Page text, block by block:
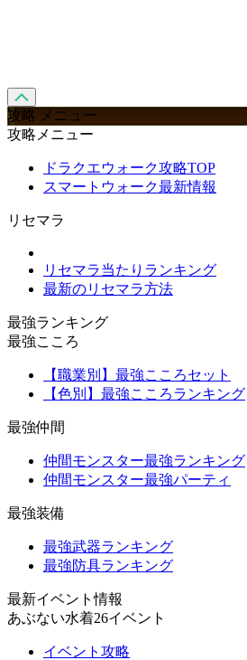
攻略 メニュー
攻略メニュー
ドラクエウォーク攻略TOP
スマートウォーク最新情報
リセマラ
リセマラ当たりランキング
最新のリセマラ方法
最強ランキング
最強こころ
【職業別】最強こころセット
【色別】最強こころランキング
最強仲間
仲間モンスター最強ランキング
仲間モンスター最強パーティ
最強装備
最強武器ランキング
最強防具ランキング
最新イベント情報
あぶない水着26イベント
イベント攻略